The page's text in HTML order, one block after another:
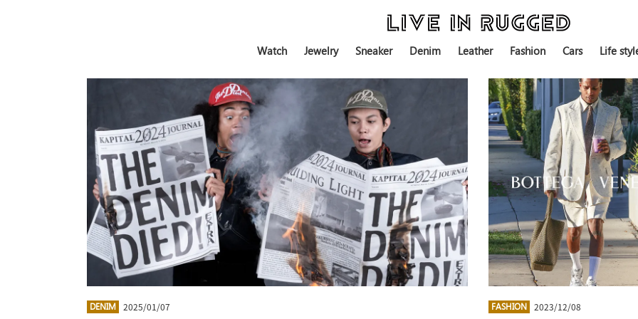
Watch Jewelry Sneaker Denim Leather Fashion Cars Life
DENIM 2025/01/07 FASHION 2023/12/08